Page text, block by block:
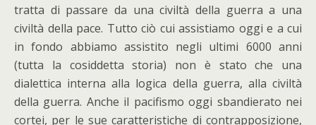
tratta di passare da una civiltà della guerra a una
civiltà della pace. Tutto ciò cui assistiamo oggi e a cui
in fondo abbiamo assistito negli ultimi 6000 anni
(tutta la cosiddetta storia) non è stato che una
dialettica interna alla logica della guerra, alla civiltà
della guerra. Anche il pacifismo oggi sbandierato nei
cortei, per le sue caratteristiche di contrapposizione,